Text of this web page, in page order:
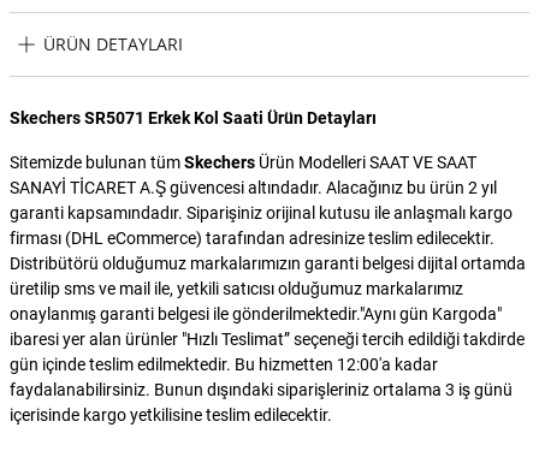
ÜRÜN DETAYLARI
Skechers SR5071 Erkek Kol Saati Ürün Detayları
Sitemizde bulunan tümSkechers Ürün Modelleri SAAT VE SAAT
SANAYİ TİCARET A.Ş güvencesi altındadır. Alacağınız bu ürün 2 yıl
garanti kapsamındadır. Siparişiniz orijinal kutusu ile anlaşmalı kargo
firması (DHL eCommerce) tarafından adresinize teslim edilecektir.
Distribütörü olduğumuz markalarımızın garanti belgesi dijital ortamda
üretilip sms ve mail ile, yetkili satıcısı olduğumuz markalarımız
onaylanmış garanti belgesi ile gönderilmektedir."Aynı gün Kargoda"
ibaresi yer alan ürünler "Hızlı Teslimat” seçeneği tercih edildiği takdirde
gün içinde teslim edilmektedir. Bu hizmetten 12:00'a kadar
faydalanabilirsiniz. Bunun dışındaki siparişleriniz ortalama 3 iş günü
içerisinde kargo yetkilisine teslim edilecektir.